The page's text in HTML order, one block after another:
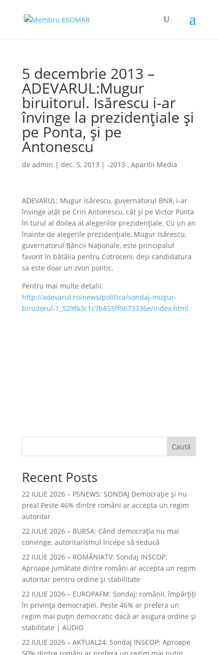
5 decembrie 2013 –
ADEVARUL:Mugur
biruitorul. Isărescu i-ar
învinge la prezidenţiale şi
pe Ponta, şi pe
Antonescu
de admin | dec. 5, 2013 | -2013-, Aparitii Media
ADEVARUL: Mugur Isărescu, guvernatorul BNR, i-ar
învinge atât pe Crin Antonescu, cât şi pe Victor Ponta
în turul al doilea al alegerilor prezidenţiale. Cu un an
înainte de alegerile prezidenţiale, Mugur Isărescu,
guvernatorul Băncii Naţionale, este principalul
favorit în bătălia pentru Cotroceni, deşi candidatura
sa este doar un zvon politic.
Pentru mai multe detalii:
http://adevarul.ro/news/politica/sondaj-mugur-
biruitorul-1_529f63c1c7b855ff5673336e/index.html
Caută
Recent Posts
22 IULIE 2026 – PSNEWS: SONDAJ Democrație și nu
prea! Peste 46% dintre români ar accepta un regim
autoritar
22 IULIE 2026 – BURSA: Când democraţia nu mai
convinge, autoritarismul începe să seducă
22 IULIE 2026 – ROMÂNIATV: Sondaj INSCOP.
Aproape jumătate dintre români ar accepta un regim
autoritar pentru ordine și stabilitate
22 IULIE 2026 – EUROPAFM: Sondaj: românii, împărțiți
în privința democrației. Peste 46% ar prefera un
regim mai puțin democratic dacă ar asigura ordine și
stabilitate | AUDIO
22 IULIE 2026 – AKTUAL24: Sondaj INSCOP: Aproape